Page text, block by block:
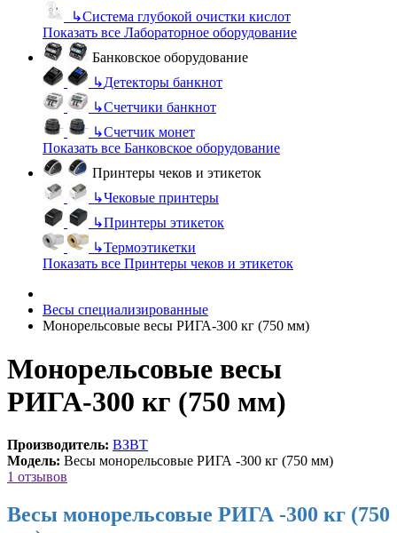
↳Система глубокой очистки кислот
Показать все Лабораторное оборудование
Банковское оборудование
↳Детекторы банкнот
↳Счетчики банкнот
↳Счетчик монет
Показать все Банковское оборудование
Принтеры чеков и этикеток
↳Чековые принтеры
↳Принтеры этикеток
↳Термоэтикетки
Показать все Принтеры чеков и этикеток
Весы специализированные
Монорельсовые весы РИГА-300 кг (750 мм)
Монорельсовые весы
РИГА-300 кг (750 мм)
Производитель: ВЗВТ
Модель: Весы монорельсовые РИГА -300 кг (750 мм)
1 отзывов
Весы монорельсовые РИГА -300 кг (750